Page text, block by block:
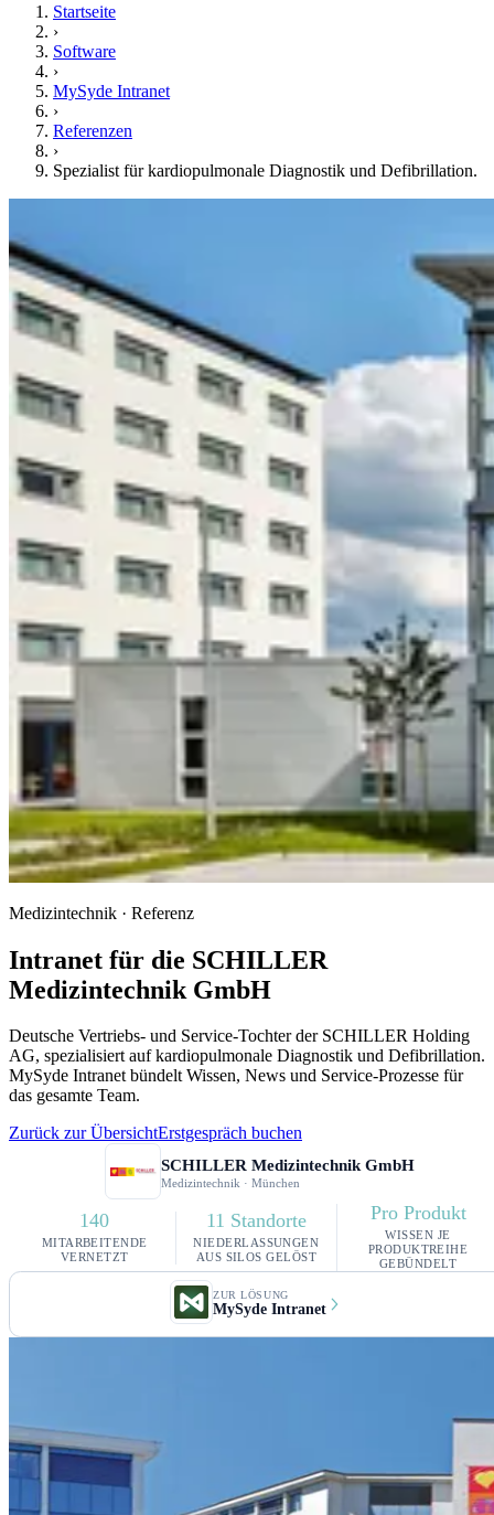
Startseite
›
Software
›
MySyde Intranet
›
Referenzen
›
Spezialist für kardiopulmonale Diagnostik und Defibrillation.
Medizintechnik · Referenz
Intranet für die SCHILLER
Medizintechnik GmbH
Deutsche Vertriebs- und Service-Tochter der SCHILLER Holding
AG, spezialisiert auf kardiopulmonale Diagnostik und Defibrillation.
MySyde Intranet bündelt Wissen, News und Service-Prozesse für
das gesamte Team.
Zurück zur ÜbersichtErstgespräch buchen
SCHILLER Medizintechnik GmbH
Medizintechnik · München
140
MITARBEITENDE
VERNETZT
11 Standorte
NIEDERLASSUNGEN
AUS SILOS GELÖST
Pro Produkt
WISSEN JE
PRODUKTREIHE
GEBÜNDELT
ZUR LÖSUNG
MySyde Intranet